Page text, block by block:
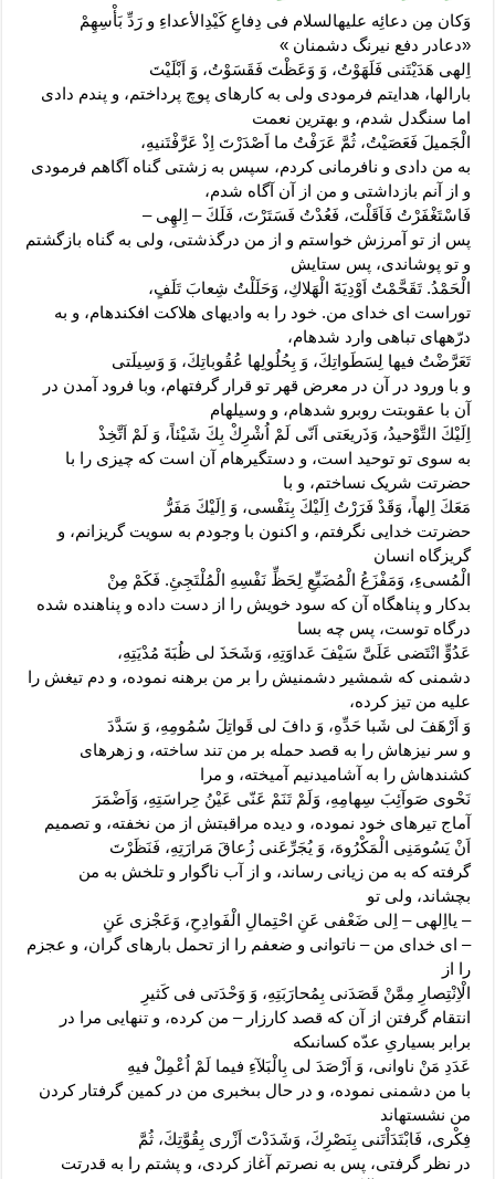
وَكان مِن دعائِه عليه‏السلام‏ فى دِفاعِ كَيْدِالأعداءِ و رَدِّ بَأْسِهِمْ‏
«دعادر دفع نیرنگ دشمنان »
اِلهى هَدَيْتَنى فَلَهَوْتُ، وَ وَعَظْتَ فَقَسَوْتُ، وَ اَبْلَيْتَ
بارالها، هدایتم فرمودى ولى به کارهاى پوچ پرداختم، و پندم دادى
اما سنگدل شدم، و بهترین نعمت
الْجَميلَ فَعَصَيْتُ، ثُمَّ عَرَفْتُ ما اَصْدَرْتَ اِذْ عَرَّفْتَنيهِ،
به من دادى و نافرمانى کردم، سپس به زشتى گناه آگاهم فرمودى
و از آنم بازداشتى و من از آن آگاه شدم،
فَاسْتَغْفَرْتُ فَاَقَلْتَ، فَعُدْتُ فَسَتَرْتَ، فَلَكَ – اِلهِى –
پس از تو آمرزش خواستم و از من درگذشتى، ولى به گناه بازگشتم
و تو پوشاندى، پس ستایش
الْحَمْدُ. تَقَحَّمْتُ اَوْدِيَةَ الْهَلاكِ، وَحَلَلْتُ شِعابَ تَلَفٍ،
توراست اى خداى من. خود را به وادیهاى هلاکت افکنده‏ام، و به
درّه‏هاى تباهى وارد شده‏ام،
تَعَرَّضْتُ فيها لِسَطَواتِكَ، وَ بِحُلُولِها عُقُوباتِكَ، وَ وَسِيلَتى
و با ورود در آن در معرض قهر تو قرار گرفته‏ام، وبا فرود آمدن در
آن با عقوبتت روبرو شده‏ام، و وسیله‏ام
اِلَيْكَ التَّوْحيدُ، وَذَريعَتى اَنّى لَمْ اُشْرِكْ بِكَ شَيْئاً، وَ لَمْ اَتَّخِذْ
به سوى تو توحید است، و دستگیره‏ام آن است که چیزى را با
حضرتت شریک نساختم، و با
مَعَكَ اِلهاً، وَقَدْ فَرَرْتُ اِلَيْكَ بِنَفْسى، وَ اِلَيْكَ مَفَرُّ
حضرتت خدایى نگرفتم، و اکنون با وجودم به سویت گریزانم، و
گریزگاه انسان
الْمُسى‏ءِ، وَمَفْزَعُ الْمُضَيِّعِ لِحَظِّ نَفْسِهِ الْمُلْتَجِئِ. فَكَمْ مِنْ
بدکار و پناهگاه آن که سود خویش را از دست داده و پناهنده شده
درگاه توست، پس چه بسا
عَدُوٍّ انْتَضى‏ عَلَىَّ سَيْفَ عَداوَتِهِ، وَشَحَذَ لى ظُبَةَ مُدْيَتِهِ،
دشمنى که شمشیر دشمنیش را بر من برهنه نموده، و دم تیغش را
علیه من تیز کرده،
وَ اَرْهَفَ لى شَبا حَدِّهِ، وَ دافَ لى قَواتِلَ سُمُومِهِ، وَ سَدَّدَ
و سر نیزه‏اش را به قصد حمله بر من تند ساخته، و زهرهاى
کشنده‏اش را به آشامیدنیم آمیخته، و مرا
نَحْوى صَوآئِبَ سِهامِهِ، وَلَمْ تَنَمْ عَنّى عَيْنُ حِراسَتِهِ، وَاَضْمَرَ
آماج تیرهاى خود نموده، و دیده مراقبتش از من نخفته، و تصمیم
اَنْ يَسُومَنِى الْمَكْرُوهَ، وَ يُجَرِّعَنى زُعاقَ مَرارَتِهِ، فَنَظَرْتَ
گرفته که به من زیانى رساند، و از آب ناگوار و تلخش به من
بچشاند، ولى تو
– يااِلهى – اِلى ضَعْفى عَنِ احْتِمالِ الْفَوادِحِ، وَعَجْزى عَنِ
– اى خداى من – ناتوانى و ضعفم را از تحمل بارهاى گران، و عجزم
را از
الْاِنْتِصارِ مِمَّنْ قَصَدَنى بِمُحارَبَتِهِ، وَ وَحْدَتى فى كَثيرِ
انتقام گرفتن از آن که قصد کارزار – من کرده، و تنهایى مرا در
برابر بسیارىِ عدّه کسانى‏که
عَدَدِ مَنْ ناوانى، وَ اَرْصَدَ لى بِالْبَلآءِ فيما لَمْ اُعْمِلْ فيهِ
با من دشمنى نموده، و در حال بى‏خبرى من در کمین گرفتار کردن
من نشسته‏اند
فِكْرى، فَابْتَدَاْتَنى بِنَصْرِكَ، وَشَدَدْتَ اَزْرى بِقُوَّتِكَ، ثُمَّ
در نظر گرفتى، پس به نصرتم آغاز کردى، و پشتم را به قدرتت